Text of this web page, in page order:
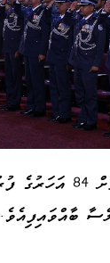
ފުލުހުންގެ
ބާއްވައިފިއެވެ.